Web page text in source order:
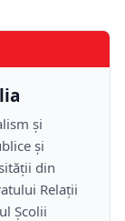
și
și
din
Relații
Școlii